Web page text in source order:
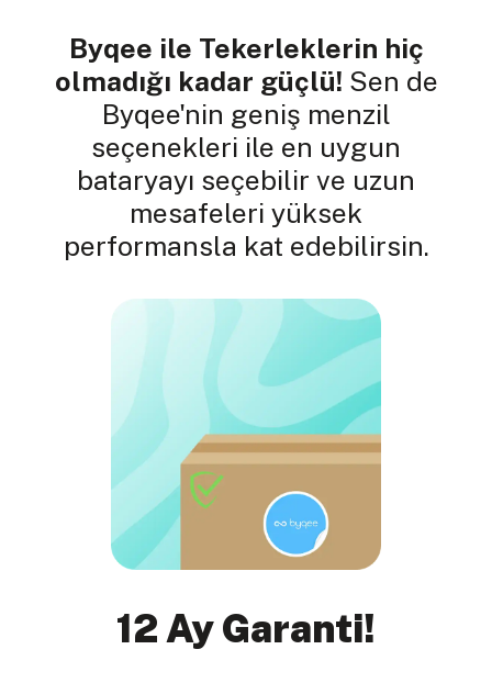
Byqee ile Tekerleklerin hiç
olmadığı kadar güçlü! Sen de
Byqee'nin geniş menzil
seçenekleri ile en uygun
bataryayı seçebilir ve uzun
mesafeleri yüksek
performansla kat edebilirsin.
12 Ay Garanti!